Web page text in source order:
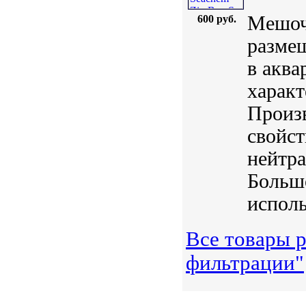
600 руб.
в
Все товары
фильтрации"